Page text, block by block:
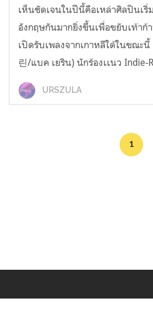
เห็นชัดเจนในปีนี้คือเหล่าศิลปินเริ่
อังกฤษกันมากยิ่งขึ้นเพื่อขยับเท้าก้
เปิดรับเพลงจากเกาหลีใต้ในขณะนี้
린/แบค เยริน) นักร้องเเนว Indie-
URSZULA
1